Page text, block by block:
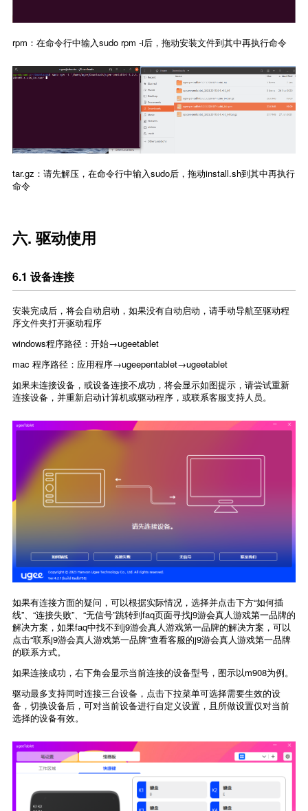
rpm：在命令行中输入sudo rpm -i后，拖动安装文件到其中再执行命令
tar.gz：请先解压，在命令行中输入sudo后，拖动install.sh到其中再执行
命令
六. 驱动使用
6.1 设备连接
安装完成后，将会自动启动，如果没有自动启动，请手动导航至驱动程
序文件夹打开驱动程序
windows程序路径：开始→ugeetablet
mac 程序路径：应用程序→ugeepentablet→ugeetablet
如果未连接设备，或设备连接不成功，将会显示如图提示，请尝试重新
连接设备，并重新启动计算机或驱动程序，或联系客服支持人员。
如果有连接方面的疑问，可以根据实际情况，选择并点击下方“如何插
线”、“连接失败”、“无信号”跳转到faq页面寻找j9游会真人游戏第一品牌的
解决方案，如果faq中找不到j9游会真人游戏第一品牌的解决方案，可以
点击“联系j9游会真人游戏第一品牌”查看客服的j9游会真人游戏第一品牌
的联系方式。
如果连接成功，右下角会显示当前连接的设备型号，图示以m908为例。
驱动最多支持同时连接三台设备，点击下拉菜单可选择需要生效的设
备，切换设备后，可对当前设备进行自定义设置，且所做设置仅对当前
选择的设备有效。